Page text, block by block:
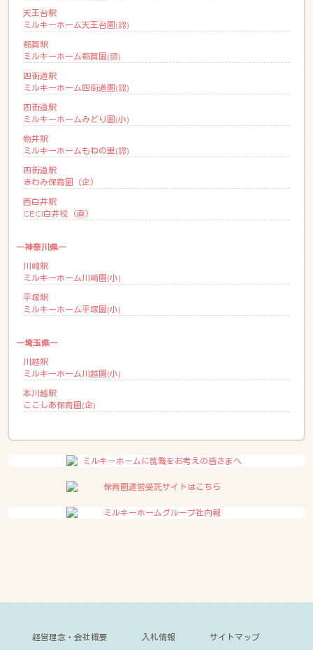
天王台駅
ミルキーホーム天王台園(認)
都賀駅
ミルキーホーム都賀園(認)
四街道駅
ミルキーホーム四街道園(認)
四街道駅
ミルキーホームみどり園(小)
物井駅
ミルキーホームもねの里(認)
四街道駅
きわみ保育園（企）
西白井駅
CECI白井校（直）
―神奈川県―
川崎駅
ミルキーホーム川崎園(小)
平塚駅
ミルキーホーム平塚園(小)
―埼玉県―
川越駅
ミルキーホーム川越園(小)
本川越駅
ここしあ保育園(企)
経営理念・会社概要 入札情報 サイトマップ